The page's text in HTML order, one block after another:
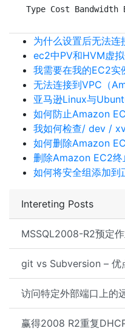
Intereting Posts
MSSQL2008-R2预定
git vs Subversion – 优
访问特定外部端口上的
赢得2008 R2重复
Type Cost
为什么设置后无法连
ec2中PV和HVM虚
我需要在我的EC2实
无法连接到VPC（
亚马逊Linux与
如何防止Amazon
我如何检查/ dev /
如何删除Amazon
删除Amazon EC2终
如何将安全组添加到